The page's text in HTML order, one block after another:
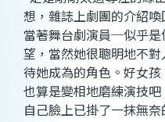
想，雜誌上劇團的介紹
當著舞台劇演員─似乎是
望，當然她很聰明地不
待她成為的角色。好女
也算是變相地磨練演技
自己臉上已掛了一抹無奈